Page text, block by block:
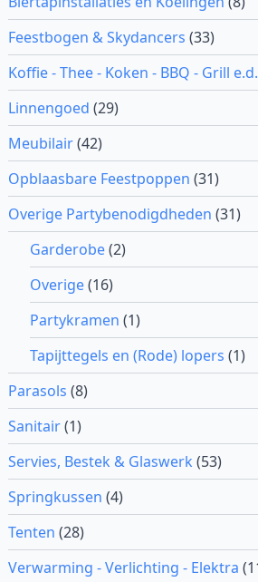
Feestbogen & Skydancers (33)
Koffie - Thee - Koken - BBQ - Grill e.d.
Linnengoed (29)
Meubilair(42)
Opblaasbare Feestpoppen (31)
Overige Partybenodigdheden (31)
Garderobe(2)
Overige(16)
Partykramen (1)
Tapijttegels en (Rode) lopers (1)
Parasols (8)
Sanitair(1)
Servies, Bestek & Glaswerk (53)
Springkussen (4)
Tenten (28)
Verwarming - Verlichting - Elektra